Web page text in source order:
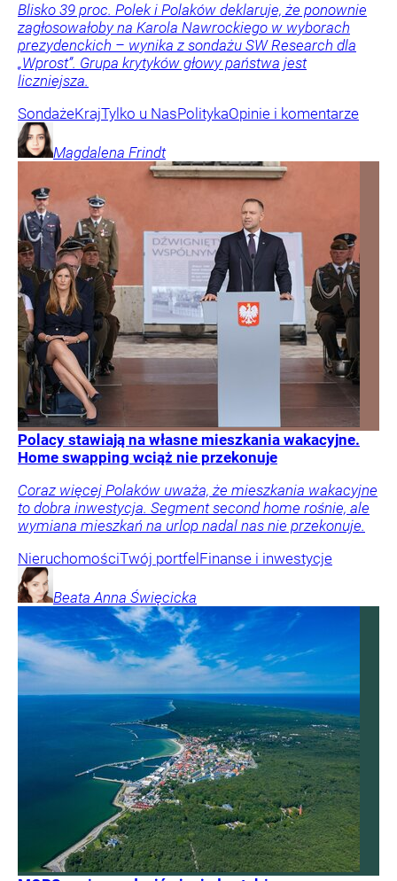
Blisko 39 proc. Polek i Polaków deklaruje, że ponownie
zagłosowałoby na Karola Nawrockiego w wyborach
prezydenckich – wynika z sondażu SW Research dla
„Wprost”. Grupa krytyków głowy państwa jest
liczniejsza.
SondażeKrajTylko u NasPolitykaOpinie i komentarze
Magdalena Frindt
Polacy stawiają na własne mieszkania wakacyjne.
Home swapping wciąż nie przekonuje
Coraz więcej Polaków uważa, że mieszkania wakacyjne
to dobra inwestycja. Segment second home rośnie, ale
wymiana mieszkań na urlop nadal nas nie przekonuje.
NieruchomościTwój portfel Finanse i inwestycje
Beata Anna Święcicka